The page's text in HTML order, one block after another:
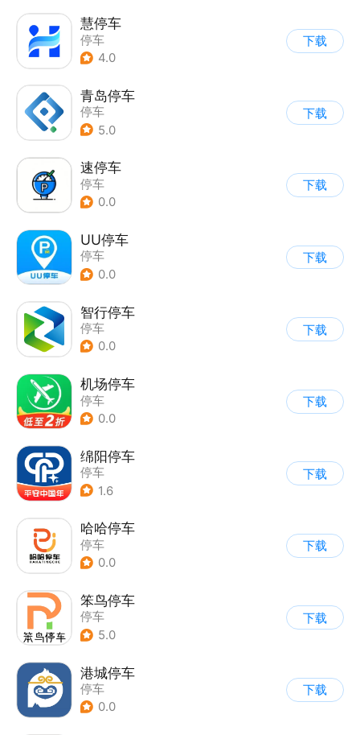
慧停车
停车
4.0
下载
青岛停车
停车
5.0
下载
速停车
停车
0.0
下载
UU停车
停车
0.0
下载
智行停车
停车
0.0
下载
机场停车
停车
0.0
下载
绵阳停车
停车
1.6
下载
哈哈停车
停车
0.0
下载
笨鸟停车
停车
5.0
下载
港城停车
停车
0.0
下载